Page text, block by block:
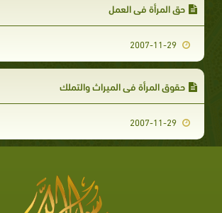
حق المرأة في العمل
حقوق المرأة في الميراث والتملك